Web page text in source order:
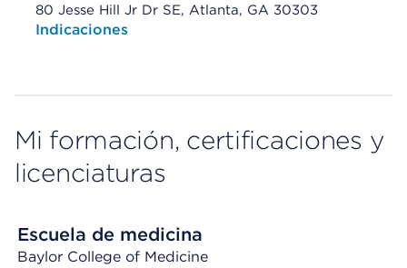
80 Jesse Hill Jr Dr SE, Atlanta, GA 30303
Opens native map application on mobile devices
Indicaciones
Mi formación, certificaciones y
licenciaturas
Escuela de medicina
Baylor College of Medicine